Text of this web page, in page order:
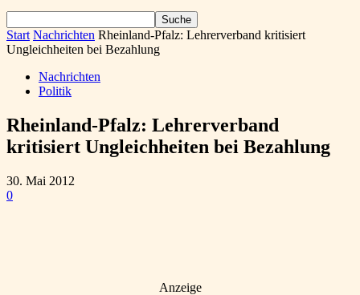
Start Nachrichten Rheinland-Pfalz: Lehrerverband kritisiert
Ungleichheiten bei Bezahlung
Nachrichten
Politik
Rheinland-Pfalz: Lehrerverband
kritisiert Ungleichheiten bei Bezahlung
30. Mai 2012
0
Anzeige